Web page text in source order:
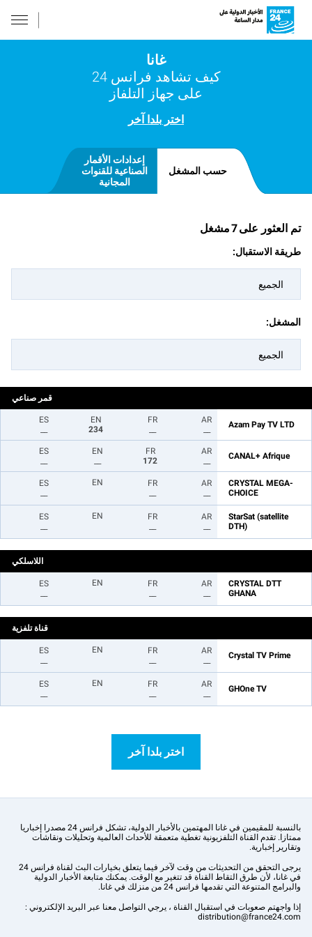
غانا
كيف تشاهد فرانس 24
على جهاز التلفاز
اختر بلدا آخر
حسب المشغل
إعدادات الأقمار
الصناعية للقنوات
المجانية
مشغل7تم العثور على
طريقة الاستقبال:
الجميع
المشغل:
الجميع
قمر صناعي
Azam Pay TV LTD
AR
FR
EN
234
ES
CANAL+ Afrique
AR
FR
172
EN
ES
CRYSTAL MEGA-
CHOICE
AR
FR
EN
ES
StarSat (satellite
DTH)
AR
FR
EN
ES
اللاسلكي
CRYSTAL DTT
GHANA
AR
FR
EN
ES
قناة تلفزية
Crystal TV Prime
AR
FR
EN
ES
GHOne TV
AR
FR
EN
ES
اختر بلدا آخر
بالنسبة للمقيمين في غانا المهتمين بالأخبار الدولية، تشكل فرانس 24 مصدرا إخباريا
ممتازا. تقدم القناة التلفزيونية تغطية متعمقة للأحداث العالمية وتحليلات ونقاشات
وتقارير إخبارية.
يرجى التحقق من التحديثات من وقت لآخر فيما يتعلق بخيارات البث لقناة فرانس 24
في غانا، لأن طرق التقاط القناة قد تتغير مع الوقت. يمكنك متابعة الأخبار الدولية
والبرامج المتنوعة التي تقدمها فرانس 24 من منزلك في غانا.
إذا واجهتم صعوبات في استقبال القناة ، يرجي التواصل معنا عبر البريد الإلكتروني :
distribution@france24.com